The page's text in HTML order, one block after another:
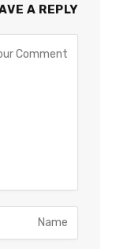
A REPLY